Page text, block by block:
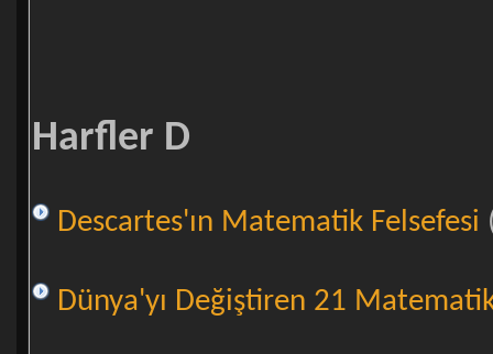
Harfler D
Descartes'ın Matematik Felsefesi
Dünya'yı Değiştiren 21